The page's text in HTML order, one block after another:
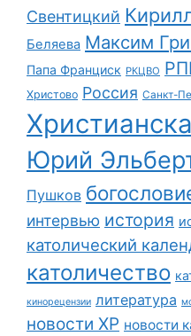
Свентицкий
Беляева Максим
Папа Франциск РКЦВО
Христово Россия Санкт-
Юрий
Пушков
интервью история
католический
католичество
кинорецензии литература
новости ХР новости